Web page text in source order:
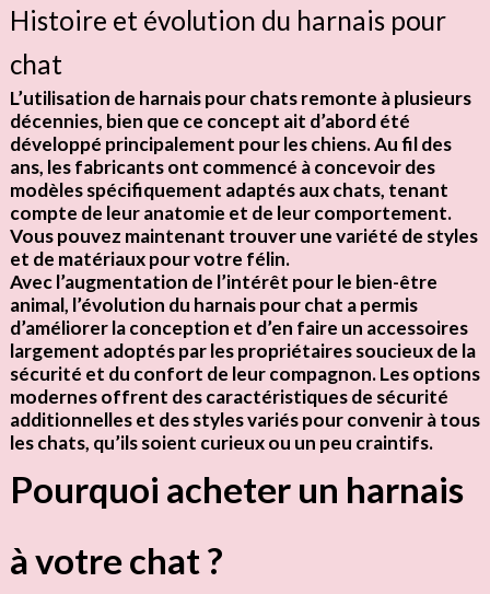
Histoire et évolution du harnais pour
chat
L’utilisation de harnais pour chats remonte à plusieurs
décennies, bien que ce concept ait d’abord été
développé principalement pour les chiens. Au fil des
ans, les fabricants ont commencé à concevoir des
modèles spécifiquement adaptés aux chats, tenant
compte de leur anatomie et de leur comportement.
Vous pouvez maintenant trouver une variété de styles
et de matériaux pour votre félin.
Avec l’augmentation de l’intérêt pour le bien-être
animal, l’évolution du harnais pour chat a permis
d’améliorer laconception et d’en faire un accessoires
largement adoptés par les propriétaires soucieux de la
sécurité et du confort de leur compagnon. Les options
modernes offrent des caractéristiques de sécurité
additionnelles et des styles variés pour convenir à tous
les chats, qu’ils soient curieux ou un peu craintifs.
Pourquoi acheter un harnais
à votre chat ?